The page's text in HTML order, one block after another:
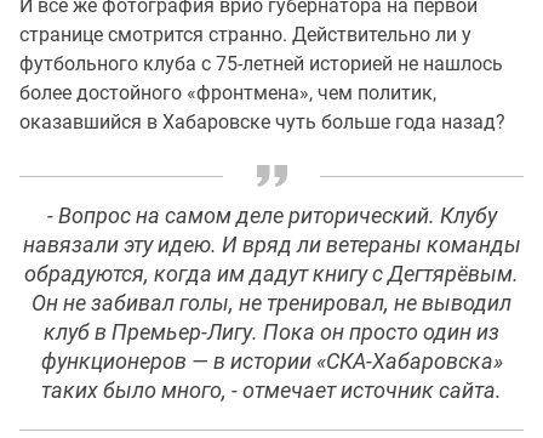
И все же фотография врио губернатора на первой
странице смотрится странно. Действительно ли у
футбольного клуба с 75-летней историей не нашлось
более достойного «фронтмена», чем политик,
оказавшийся в Хабаровске чуть больше года назад?
- Вопрос на самом деле риторический. Клубу
навязали эту идею. И вряд ли ветераны команды
обрадуются, когда им дадут книгу с Дегтярёвым.
Он не забивал голы, не тренировал, не выводил
клуб в Премьер-Лигу. Пока он просто один из
функционеров — в истории «СКА-Хабаровска»
таких было много, - отмечает источник сайта.